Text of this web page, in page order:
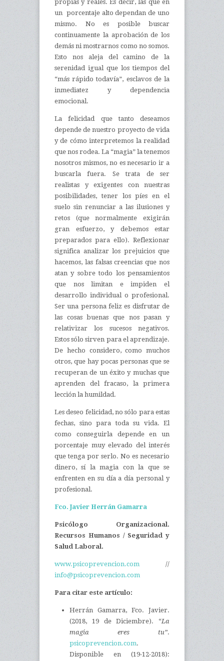
propias y reales. Es decir, las que en
un porcentaje alto dependan de uno
mismo. No es posible buscar
continuamente la aprobación de los
demás ni mostrarnos como no somos.
Esto nos aleja del camino de la
serenidad igual que los tiempos del
“más rápido todavía”, esclavos de la
inmediatez y dependencia
emocional.
La felicidad que tanto deseamos
depende de nuestro proyecto de vida
y de cómo interpretemos la realidad
que nos rodea. La “magia” la tenemos
nosotros mismos, no es necesario ir a
buscarla fuera. Se trata de ser
realistas y exigentes con nuestras
posibilidades, tener los píes en el
suelo sin renunciar a las ilusiones y
retos (que normalmente exigirán
gran esfuerzo, y debemos estar
preparados para ello). Reflexionar
significa analizar los prejuicios que
hacemos, las falsas creencias que nos
atan y sobre todo los pensamientos
que nos limitan e impiden el
desarrollo individual o profesional.
Ser una persona feliz es disfrutar de
las cosas buenas que nos pasan y
relativizar los sucesos negativos.
Estos sólo sirven para el aprendizaje.
De hecho considero, como muchos
otros, que hay pocas personas que se
recuperan de un éxito y muchas que
aprenden del fracaso, la primera
lección la humildad.
Les deseo felicidad, no sólo para estas
fechas, sino para toda su vida. El
como conseguirla depende en un
porcentaje muy elevado del interés
que tenga por serlo. No es necesario
dinero, sí la magia con la que se
enfrenten en su día a día personal y
profesional.
Fco. Javier Herrán Gamarra
Psicólogo Organizacional.
Recursos Humanos / Seguridad y
Salud Laboral.
www.psicoprevencion.com //
info@psicoprevencion.com
Para citar este artículo:
Herrán Gamarra, Fco. Javier.
(2018, 19 de Diciembre). “La
magia eres tu”.
psicoprevencion.com.
Disponible en (19-12-2018):